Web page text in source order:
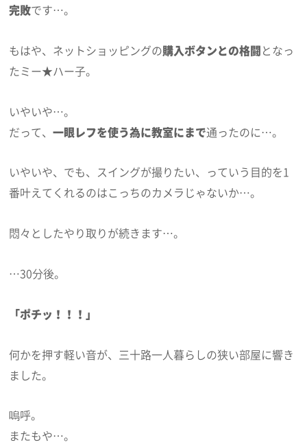
完敗です…。
もはや、ネットショッピングの購入ボタンとの格闘となっ
たミー★ハー子。
いやいや…。
だって、一眼レフを使う為に教室にまで通ったのに…。
いやいや、でも、スイングが撮りたい、っていう目的を1
番叶えてくれるのはこっちのカメラじゃないか…。
悶々としたやり取りが続きます…。
…30分後。
「ポチッ！！！」
何かを押す軽い音が、三十路一人暮らしの狭い部屋に響き
ました。
嗚呼。
またもや…。